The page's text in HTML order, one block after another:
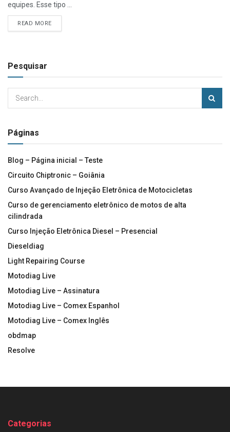
equipes. Esse tipo ...
READ MORE
Pesquisar
Páginas
Blog – Página inicial – Teste
Circuito Chiptronic – Goiânia
Curso Avançado de Injeção Eletrônica de Motocicletas
Curso de gerenciamento eletrônico de motos de alta
cilindrada
Curso Injeção Eletrônica Diesel – Presencial
Dieseldiag
Light Repairing Course
Motodiag Live
Motodiag Live – Assinatura
Motodiag Live – Comex Espanhol
Motodiag Live – Comex Inglês
obdmap
Resolve
Categorias